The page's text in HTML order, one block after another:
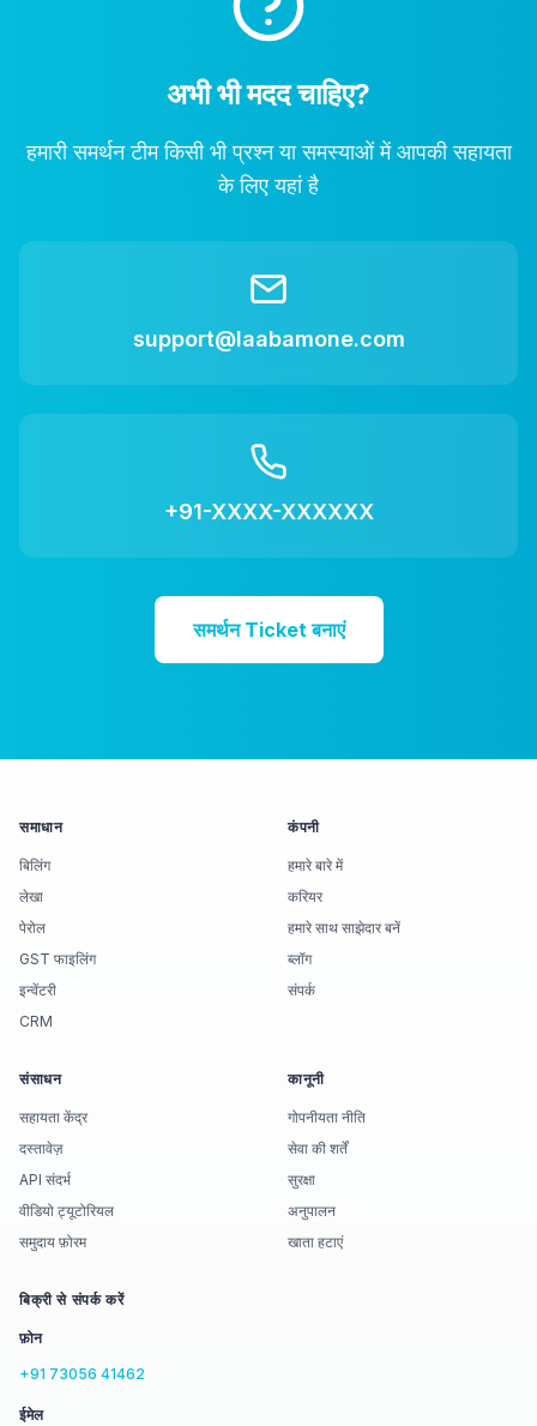
अभी भी मदद चाहिए?
हमारी समर्थन टीम किसी भी प्रश्न या समस्याओं में आपकी सहायता
के लिए यहां है
support@laabamone.com
+91-XXXX-XXXXXX
समर्थन Ticket बनाएं
समाधान
बिलिंग
लेखा
पेरोल
GST फाइलिंग
इन्वेंटरी
CRM
कंपनी
हमारे बारे में
करियर
हमारे साथ साझेदार बनें
ब्लॉग
संपर्क
संसाधन
सहायता केंद्र
दस्तावेज़
API संदर्भ
वीडियो ट्यूटोरियल
समुदाय फ़ोरम
कानूनी
गोपनीयता नीति
सेवा की शर्तें
सुरक्षा
अनुपालन
खाता हटाएं
बिक्री से संपर्क करें
फ़ोन
+91 73056 41462
ईमेल